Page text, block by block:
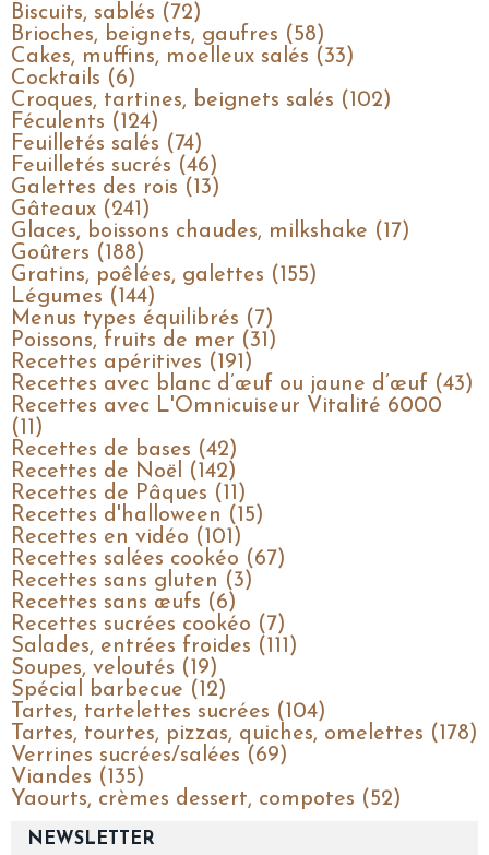
NEWSLETTER
Biscuits, sablés (72)
Brioches, beignets, gaufres (58)
Cakes, muffins, moelleux salés (33)
Cocktails (6)
Croques, tartines, beignets salés (102)
Féculents (124)
Feuilletés salés (74)
Feuilletés sucrés (46)
Galettes des rois (13)
Gâteaux (241)
Glaces, boissons chaudes, milkshake (17)
Goûters (188)
Gratins, poêlées, galettes (155)
Légumes (144)
Menus types équilibrés (7)
Poissons, fruits de mer (31)
Recettes apéritives (191)
Recettes avec blanc d’œuf ou jaune d’œuf (43)
Recettes avec L'Omnicuiseur Vitalité 6000
(11)
Recettes de bases (42)
Recettes de Noël (142)
Recettes de Pâques (11)
Recettes d'halloween (15)
Recettes en vidéo (101)
Recettes salées cookéo (67)
Recettes sans gluten (3)
Recettes sans œufs (6)
Recettes sucrées cookéo (7)
Salades, entrées froides (111)
Soupes, veloutés (19)
Spécial barbecue (12)
Tartes, tartelettes sucrées (104)
Tartes, tourtes, pizzas, quiches, omelettes (178)
Verrines sucrées/salées (69)
Viandes (135)
Yaourts, crèmes dessert, compotes (52)